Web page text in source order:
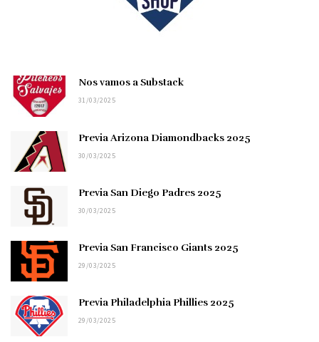
Nos vamos a Substack
31/03/2025
Previa Arizona Diamondbacks 2025
30/03/2025
Previa San Diego Padres 2025
30/03/2025
Previa San Francisco Giants 2025
29/03/2025
Previa Philadelphia Phillies 2025
29/03/2025